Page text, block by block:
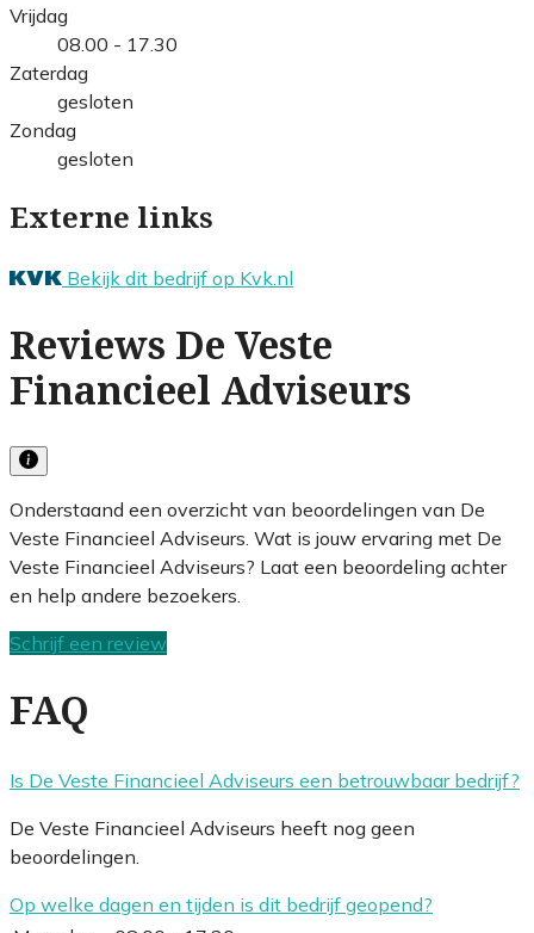
Vrijdag
08.00 - 17.30
Zaterdag
gesloten
Zondag
gesloten
Externe links
Bekijk dit bedrijf op Kvk.nl
Reviews De Veste
Financieel Adviseurs
Onderstaand een overzicht van beoordelingen van De
Veste Financieel Adviseurs. Wat is jouw ervaring met De
Veste Financieel Adviseurs? Laat een beoordeling achter
en help andere bezoekers.
Schrijf een review
FAQ
Is De Veste Financieel Adviseurs een betrouwbaar bedrijf?
De Veste Financieel Adviseurs heeft nog geen
beoordelingen.
Op welke dagen en tijden is dit bedrijf geopend?